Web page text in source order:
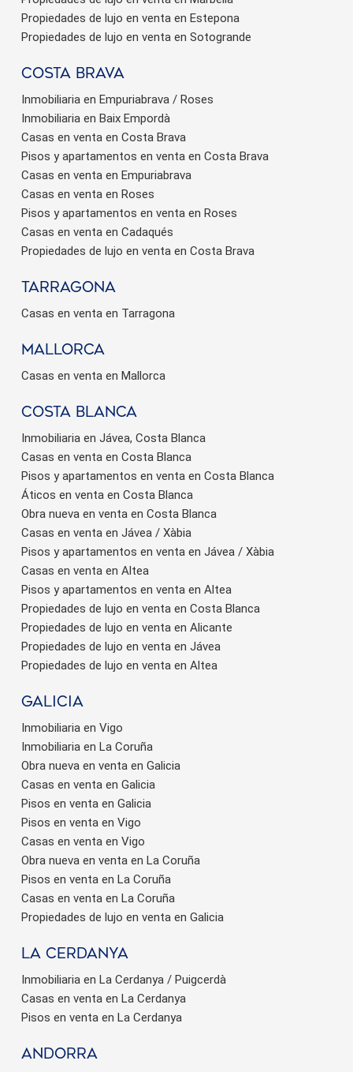
Propiedades de lujo en venta en Estepona
Propiedades de lujo en venta en Sotogrande
Costa brava
Inmobiliaria en Empuriabrava / Roses
Inmobiliaria en Baix Empordà
Casas en venta en Costa Brava
Pisos y apartamentos en venta en Costa Brava
Casas en venta en Empuriabrava
Casas en venta en Roses
Pisos y apartamentos en venta en Roses
Casas en venta en Cadaqués
Propiedades de lujo en venta en Costa Brava
Tarragona
Casas en venta en Tarragona
Mallorca
Casas en venta en Mallorca
Costa Blanca
Inmobiliaria en Jávea, Costa Blanca
Casas en venta en Costa Blanca
Pisos y apartamentos en venta en Costa Blanca
Áticos en venta en Costa Blanca
Obra nueva en venta en Costa Blanca
Casas en venta en Jávea / Xàbia
Pisos y apartamentos en venta en Jávea / Xàbia
Casas en venta en Altea
Pisos y apartamentos en venta en Altea
Propiedades de lujo en venta en Costa Blanca
Propiedades de lujo en venta en Alicante
Propiedades de lujo en venta en Jávea
Propiedades de lujo en venta en Altea
Galicia
Inmobiliaria en Vigo
Inmobiliaria en La Coruña
Obra nueva en venta en Galicia
Casas en venta en Galicia
Pisos en venta en Galicia
Pisos en venta en Vigo
Casas en venta en Vigo
Obra nueva en venta en La Coruña
Pisos en venta en La Coruña
Casas en venta en La Coruña
Propiedades de lujo en venta en Galicia
La Cerdanya
Inmobiliaria en La Cerdanya / Puigcerdà
Casas en venta en La Cerdanya
Pisos en venta en La Cerdanya
AndorraGuardar configuración